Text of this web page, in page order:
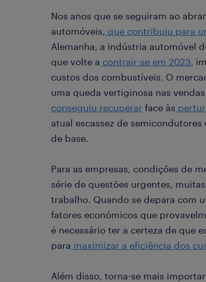
Nos anos que se seguiram ao
automóveis, que contribuiu para
Alemanha, a indústria automóvel
que volte a contrair-se em 2023,
custos dos combustíveis. O
uma queda vertiginosa nas
conseguiu recuperar face às
atual escassez de
de base.
Para as empresas, condições de
série de questões urgentes,
trabalho. Quando se depara com
fatores económicos que
é necessário ter a certeza de que
para maximizar a eficiência dos
Além disso, torna-se mais